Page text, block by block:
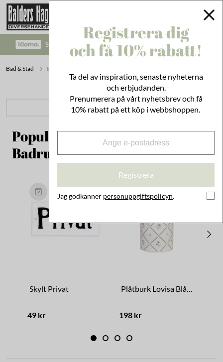
SÄKRA BETALNINGAR MED KLARNA CHECKOUT!
Bad & Städ Badrumsinredning
PRODUKTKATEGORIER
Populärt inom
Badrumsinredning
Skylt Privat
49 kr 198 kr
Registrera dig
och få 10% rabatt!
Ta del av inspiration, senaste nyheterna
och erbjudanden.
Prenumerera på vårt nyhetsbrev och få
10% rabatt på ett köp i webbshoppen.
Registrera
Jag godkänner personuppgiftspolicyn.